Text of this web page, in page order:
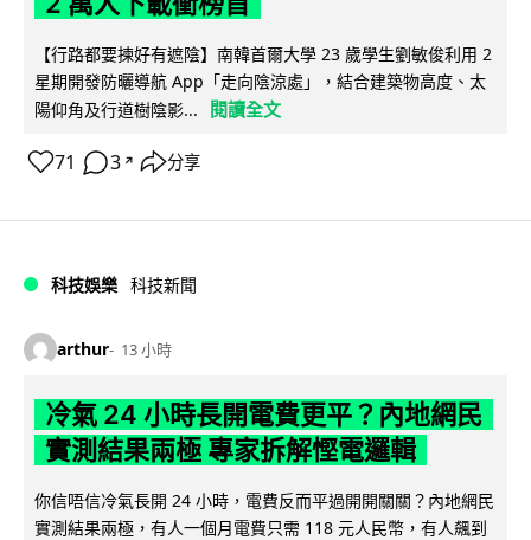
【行路都要揀好有遮陰】南韓首爾大學 23 歲學生劉敏俊利用 2
星期開發防曬導航 App「走向陰涼處」，結合建築物高度、太
陽仰角及行道樹陰影...
閱讀全文
71 3 ↗ 分享
科技娛樂 科技新聞
arthur 13 小時
冷氣 24 小時長開電費更平？內地網民
實測結果兩極 專家拆解慳電邏輯
你信唔信冷氣長開 24 小時，電費反而平過開開關關？內地網民
實測結果兩極，有人一個月電費只需 118 元人民幣，有人飆到